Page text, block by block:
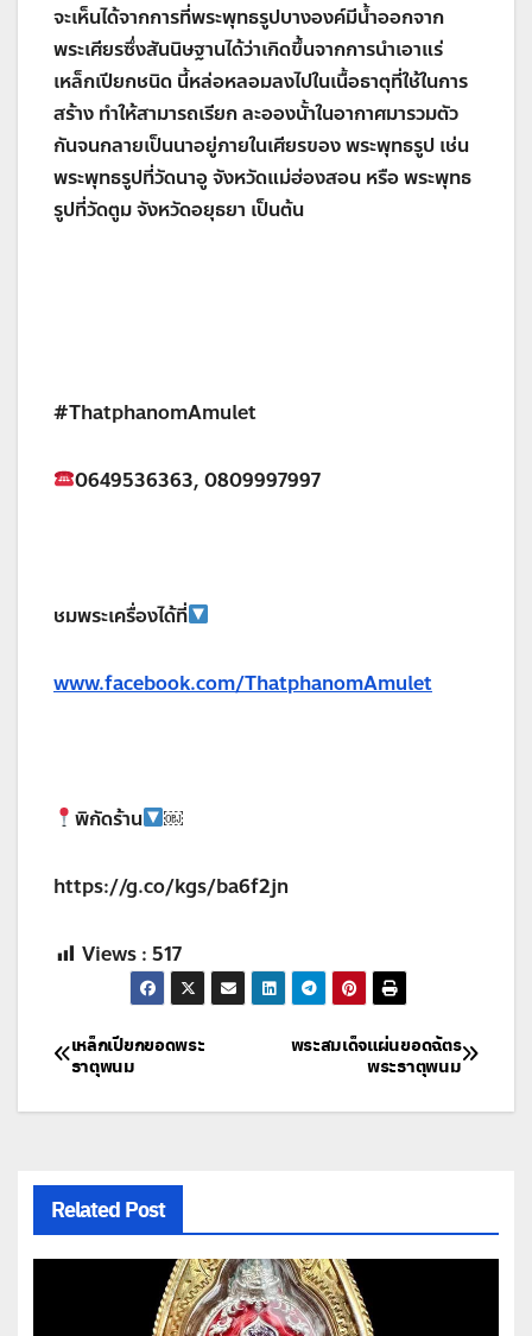
จะเห็นได้จากการที่พระพุทธรูปบางองค์มีน้ำออกจาก
พระเศียรซึ่งสันนิษฐานได้ว่าเกิดขึ้นจากการนำเอาแร่
เหล็กเปียกชนิด นี้หล่อหลอมลงไปในเนื้อธาตุที่ใช้ในการ
สร้าง ทำให้สามารถเรียก ละอองนั้าในอากาศมารวมตัว
กันจนกลายเป็นนาอยู่ภายในเศียรของ พระพุทธรูป เช่น
พระพุทธรูปที่วัดนาอู จังหวัดแม่ฮ่องสอน หรือ พระพุทธ
รูปที่วัดตูม จังหวัดอยุธยา เป็นต้น
#ThatphanomAmulet
0649536363, 0809997997
ชมพระเครื่องได้ที่
www.facebook.com/ThatphanomAmulet
พิกัดร้าน ￼
https://g.co/kgs/ba6f2jn
Views : 517
แนะแนว
เรื่อง
พระสมเด็จแผ่นยอดฉัตร
พระธาตุพนม
เหล็กเปียกยอดพระ
ธาตุพนม
Related Post